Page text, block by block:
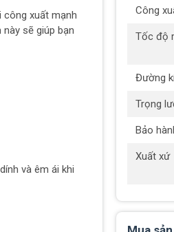
công xuất mạnh
sẽ giúp bạn
và êm ái khi
Công
Tốc độ
Đường
Trọng
Bảo
Xuất xứ